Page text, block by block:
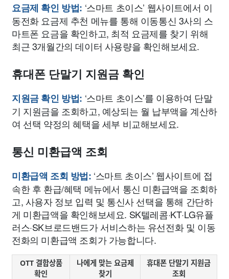
요금제 확인 방법: ‘스마트 초이스’ 웹사이트에서 이
동전화 요금제 추천 메뉴를 통해 이동통신 3사의 스
마트폰 요금을 확인하고, 최적 요금제를 찾기 위해
최근 3개월간의 데이터 사용량을 확인해보세요.
휴대폰 단말기 지원금 확인
지원금 확인 방법: ‘스마트 초이스’를 이용하여 단말
기 지원금을 조회하고, 예상되는 월 납부액을 계산하
여 선택 약정의 혜택을 세부 비교해보세요.
통신 미환급액 조회
미환급액 조회 방법: ‘스마트 초이스’ 웹사이트에 접
속한 후 환급/혜택 메뉴에서 통신 미환급액을 조회하
고, 사용자 정보 입력 및 통신사 선택을 통해 간단하
게 미환급액을 확인해보세요. SK텔레콤·KT·LG유플
러스·SK브로드밴드가 서비스하는 유선전화 및 이동
전화의 미환급액 조회가 가능합니다.
OTT 결합상품
확인
나에게 맞는 요금제
찾기
휴대폰 단말기 지원금
조회